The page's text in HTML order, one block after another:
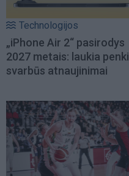
Technologijos
„iPhone Air 2“ pasirodys
2027 metais: laukia penki
svarbūs atnaujinimai